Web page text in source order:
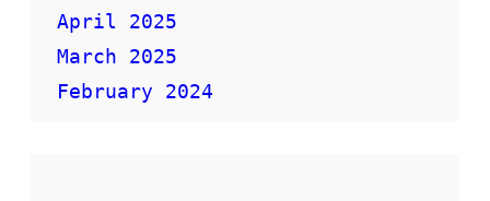
April 2025
March 2025
February 2024